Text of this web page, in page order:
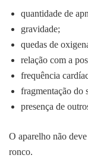
quantidade de
gravidade;
quedas de
relação com a
frequência
fragmentação do
presença de
O aparelho não
ronco.